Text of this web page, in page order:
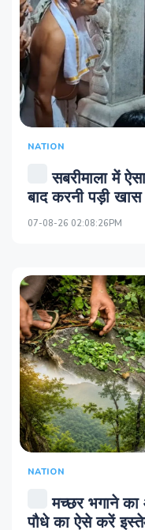
NATION
सबरीमाला में
बाद करनी पड़ी
07-08-26 02:08:26PM
NATION
मच्छर भगाने
पौधे का ऐसे करें